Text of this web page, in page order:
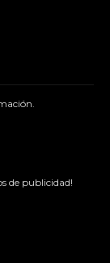
de publicidad!